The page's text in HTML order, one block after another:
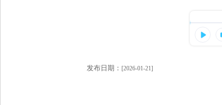
发布日期： [2026-01-21]